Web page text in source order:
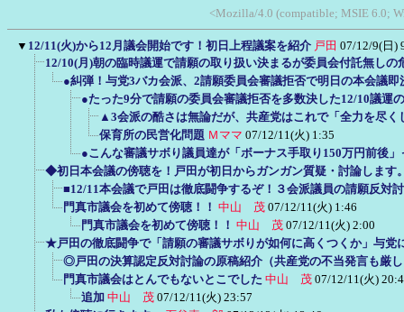
<Mozilla/4.0 (compatible; MSIE 6.0;
▼ 12/11(火)から12月議会開始です！初日上程議案を紹介 戸田 07/12/9(日)
12/10(月)朝の臨時議運で請願の取り扱い決まるが委員会付託無しの
●糾弾！与党3バカ会派、2請願委員会審議拒否で明日の本会議
●たった9分で請願の委員会審議拒否を多数決した12/10議運
▲3会派の酷さは無論だが、共産党はこれで「全力を尽く
保育所の民営化問題 Ｍママ 07/12/11(火) 1:35
●こんな審議サボり議員達が「ボーナス手取り150万円前後
◆初日本会議の傍聴を！戸田が初日からガンガン質疑・討論します
■12/11本会議で戸田は徹底闘争するぞ！３会派議員の請願反対
門真市議会を初めて傍聴！！ 中山 茂 07/12/11(火) 1:46
門真市議会を初めて傍聴！！ 中山 茂 07/12/11(火) 2:00
★戸田の徹底闘争で「請願の審議サボりが如何に高くつくか」与党
◎戸田の決算認定反対討論の原稿紹介（共産党の不当発言も厳
門真市議会はとんでもないとこでした 中山 茂 07/12/11(火)
追加 中山 茂 07/12/11(火) 23:57